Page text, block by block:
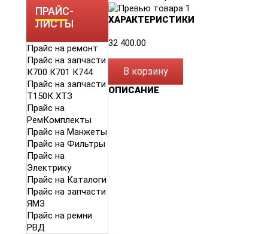
ПРАЙС-
ЛИСТЫ
Прайс на ремонт
Прайс на запчасти
К700 К701 К744
Прайс на запчасти
Т150К ХТЗ
Прайс на
РемКомплекты
Прайс на Манжеты
Прайс на Фильтры
Прайс на
Электрику
Прайс на Каталоги
Прайс на запчасти
ЯМЗ
Прайс на ремни
РВД
ХАРАКТЕРИСТИКИ
32 400.00
В корзину
ОПИСАНИЕ